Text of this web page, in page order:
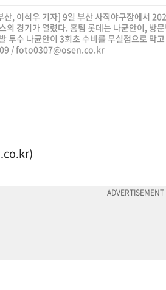
산, 이석우 기자] 9일 부산 사직야구장에서
의 경기가 열렸다. 홈팀 롯데는 나균안이, 방
투수 나균안이 3회초 수비를 무실점으로 막
/foto0307@osen.co.kr
)